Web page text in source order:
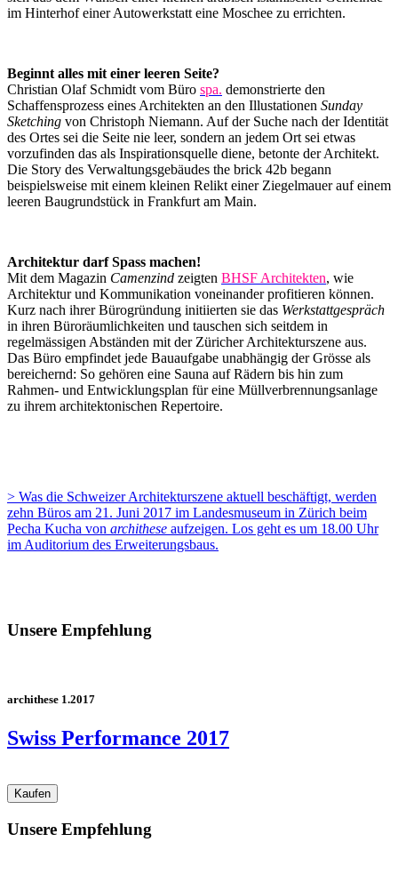
im Hinterhof einer Autowerkstatt eine Moschee zu errichten.
Beginnt alles mit einer leeren Seite?
Christian Olaf Schmidt vom Büro spa. demonstrierte den
Schaffensprozess eines Architekten an den Illustationen Sunday
Sketching von Christoph Niemann. Auf der Suche nach der Identität
des Ortes sei die Seite nie leer, sondern an jedem Ort sei etwas
vorzufinden das als Inspirationsquelle diene, betonte der Architekt.
Die Story des Verwaltungsgebäudes the brick 42b begann
beispielsweise mit einem kleinen Relikt einer Ziegelmauer auf einem
leeren Baugrundstück in Frankfurt am Main.
Architektur darf Spass machen!
Mit dem Magazin Camenzind zeigten BHSF Architekten, wie
Architektur und Kommunikation voneinander profitieren können.
Kurz nach ihrer Bürogründung initiierten sie das Werkstattgespräch
in ihren Büroräumlichkeiten und tauschen sich seitdem in
regelmässigen Abständen mit der Züricher Architekturszene aus.
Das Büro empfindet jede Bauaufgabe unabhängig der Grösse als
bereichernd: So gehören eine Sauna auf Rädern bis hin zum
Rahmen- und Entwicklungsplan für eine Müllverbrennungsanlage
zu ihrem architektonischen Repertoire.
> Was die Schweizer Architekturszene aktuell beschäftigt, werden
zehn Büros am 21. Juni 2017 im Landesmuseum in Zürich beim
Pecha Kucha von archithese aufzeigen. Los geht es um 18.00 Uhr
im Auditorium des Erweiterungsbaus.
Unsere Empfehlung
archithese 1.2017
Swiss Performance 2017
Unsere Empfehlung